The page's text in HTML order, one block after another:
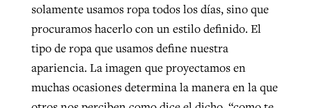
solamente usamos ropa todos los días, sino que
procuramos hacerlo con un estilo definido. El
tipo de ropa que usamos define nuestra
apariencia. La imagen que proyectamos en
muchas ocasiones determina la manera en la que
April 11, 2023
READ MORE
, posted July 24, 2026
READ MORE